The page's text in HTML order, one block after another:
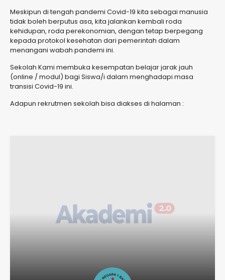
Meskipun di tengah pandemi Covid-19 kita sebagai manusia
tidak boleh berputus asa, kita jalankan kembali roda
kehidupan, roda perekonomian, dengan tetap berpegang
kepada protokol kesehatan dari pemerintah dalam
menangani wabah pandemi ini.
Sekolah Kami membuka kesempatan belajar jarak jauh
(online / modul) bagi Siswa/i dalam menghadapi masa
transisi Covid-19 ini.
Adapun rekrutmen sekolah bisa diakses di halaman :